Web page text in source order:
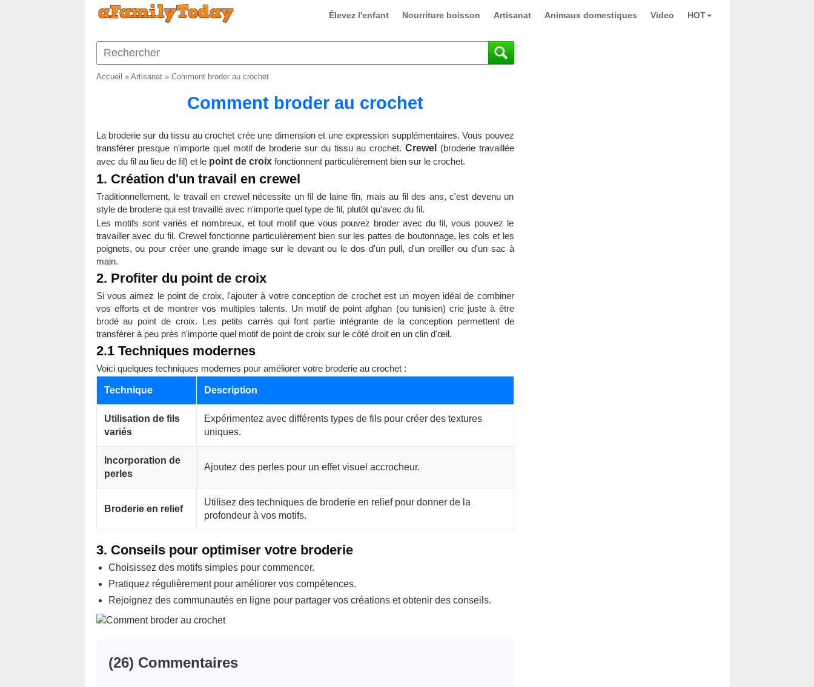
Élevez l'enfant Nourriture boisson Artisanat Animaux domestiques Video HOT
Accueil » Artisanat» Comment broder au crochet
Comment broder au crochet
La broderie sur du tissu au crochet crée une dimension et une expression supplémentaires. Vous pouvez
transférer presque n'importe quel motif de broderie sur du tissu au crochet. Crewel
(broderie travaillée
avec du fil au lieu de fil) et le point de croixfonctionnent particulièrement bien sur le crochet.
1. Création d'un travail en crewel
Traditionnellement, le travail en crewel nécessite un fil de laine fin, mais au fil des ans, c'est devenu un
style de broderie qui est travaillé avec n'importe quel type de fil, plutôt qu'avec du fil.
Les motifs sont variés et nombreux, et tout motif que vous pouvez broder avec du fil, vous pouvez le
travailler avec du fil. Crewel fonctionne particulièrement bien sur les pattes de boutonnage, les cols et les
poignets, ou pour créer une grande image sur le devant ou le dos d'un pull, d'un oreiller ou d'un sac à
main.
2. Profiter du point de croix
Si vous aimez le point de croix, l'ajouter à votre conception de crochet est un moyen idéal de combiner
vos efforts et de montrer vos multiples talents. Un motif de point afghan (ou tunisien) crie juste à être
brodé au point de croix. Les petits carrés qui font partie intégrante de la conception permettent de
transférer à peu près n'importe quel motif de point de croix sur le côté droit en un clin d'œil.
2.1 Techniques modernes
Voici quelques techniques modernes pour améliorer votre broderie au crochet :
Technique Description
Utilisation de fils
variés
Expérimentez avec différents types de fils pour créer des textures
uniques.
Incorporation de
perles
Ajoutez des perles pour un effet visuel accrocheur.
Broderie en relief
Utilisez des techniques de broderie en relief pour donner de la
profondeur à vos motifs.
3. Conseils pour optimiser votre broderie
Choisissez des motifs simples pour commencer.
Pratiquez régulièrement pour améliorer vos compétences.
Rejoignez des communautés en ligne pour partager vos créations et obtenir des conseils.
(26) Commentaires